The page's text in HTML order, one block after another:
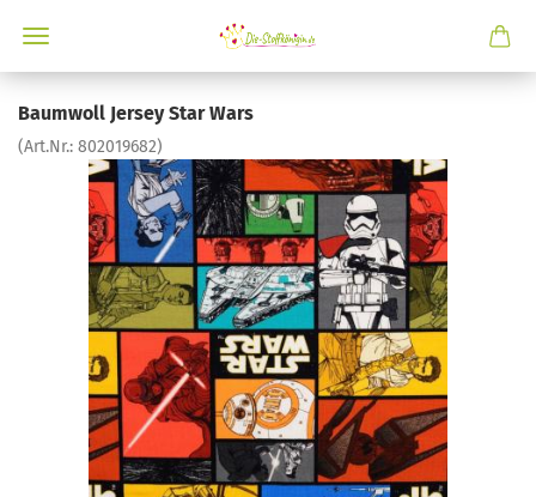
Baumwoll Jersey Star Wars
(Art.Nr.: 802019682)